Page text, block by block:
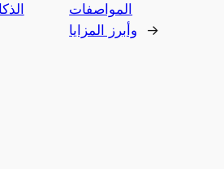
المواصفات
وأبرز المزايا
→